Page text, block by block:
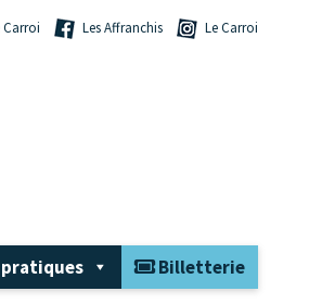
Billetterie
Carroi Les Affranchis Le Carroi